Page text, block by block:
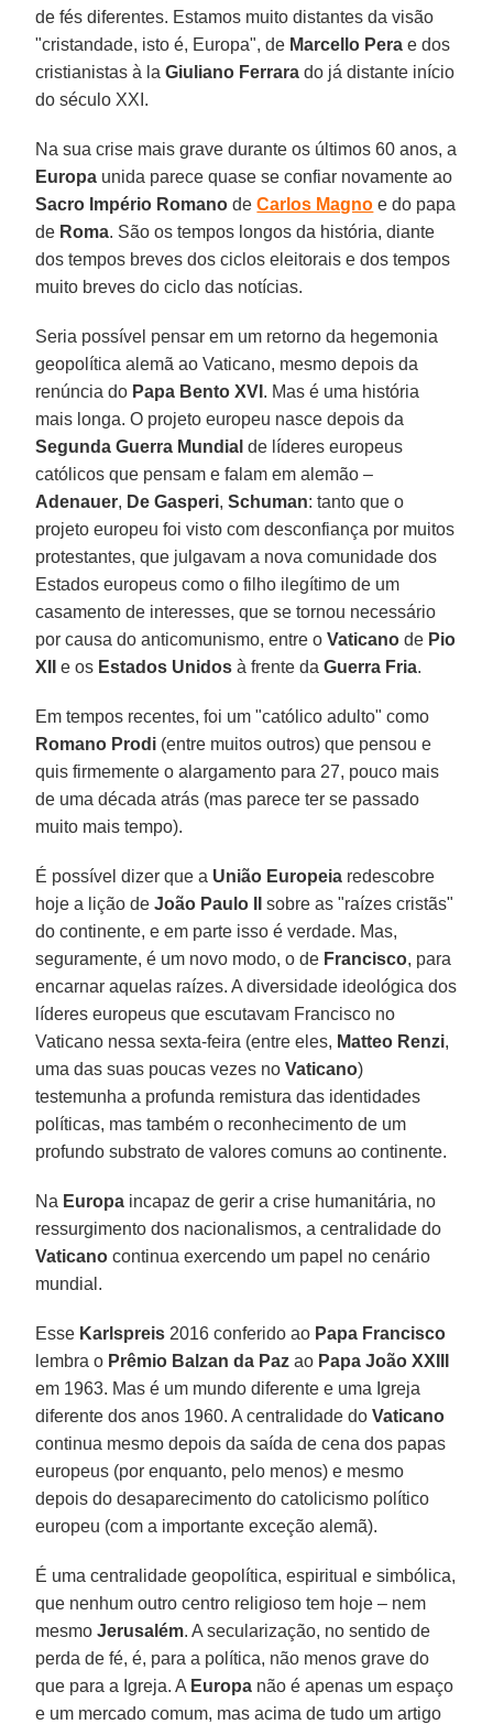
de fés diferentes. Estamos muito distantes da visão
"cristandade, isto é, Europa", de Marcello Pera e dos
cristianistas à laGiuliano Ferrara do já distante início
do século XXI.
Na sua crise mais grave durante os últimos 60 anos, a
Europa unida parece quase se confiar novamente ao
Sacro Império Romano deCarlos Magno e do papa
de Roma. São os tempos longos da história, diante
dos tempos breves dos ciclos eleitorais e dos tempos
muito breves do ciclo das notícias.
Seria possível pensar em um retorno da hegemonia
geopolítica alemã ao Vaticano, mesmo depois da
renúncia do Papa Bento XVI . Mas é uma história
mais longa. O projeto europeu nasce depois da
Segunda Guerra Mundial de líderes europeus
católicos que pensam e falam em alemão –
Adenauer, De Gasperi,Schuman: tanto que o
projeto europeu foi visto com desconfiança por muitos
protestantes, que julgavam a nova comunidade dos
Estados europeus como o filho ilegítimo de um
casamento de interesses, que se tornou necessário
por causa do anticomunismo, entre oVaticano de Pio
XII
e os Estados Unidos à frente daGuerra Fria.
Em tempos recentes, foi um "católico adulto" como
Romano Prodi (entre muitos outros) que pensou e
quis firmemente o alargamento para 27, pouco mais
de uma década atrás (mas parece ter se passado
muito mais tempo).
É possível dizer que a União Europeia redescobre
hoje a lição deJoão Paulo II
sobre as "raízes cristãs"
do continente, e em parte isso é verdade. Mas,
seguramente, é um novo modo, o de Francisco, para
encarnar aquelas raízes. A diversidade ideológica dos
líderes europeus que escutavam Francisco no
Vaticano nessa sexta-feira (entre eles, Matteo Renzi,
uma das suas poucas vezes noVaticano)
testemunha a profunda remistura das identidades
políticas, mas também o reconhecimento de um
profundo substrato de valores comuns ao continente.
Na Europa incapaz de gerir a crise humanitária, no
ressurgimento dos nacionalismos, a centralidade do
Vaticano continua exercendo um papel no cenário
mundial.
Esse Karlspreis 2016 conferido ao Papa Francisco
lembra o Prêmio Balzan da Paz ao Papa João XXIII
em 1963. Mas é um mundo diferente e uma Igreja
diferente dos anos 1960. A centralidade doVaticano
continua mesmo depois da saída de cena dos papas
europeus (por enquanto, pelo menos) e mesmo
depois do desaparecimento do catolicismo político
europeu (com a importante exceção alemã).
É uma centralidade geopolítica, espiritual e simbólica,
que nenhum outro centro religioso tem hoje – nem
mesmoJerusalém. A secularização, no sentido de
perda de fé, é, para a política, não menos grave do
que para a Igreja. A Europa não é apenas um espaço
e um mercado comum, mas acima de tudo um artigo